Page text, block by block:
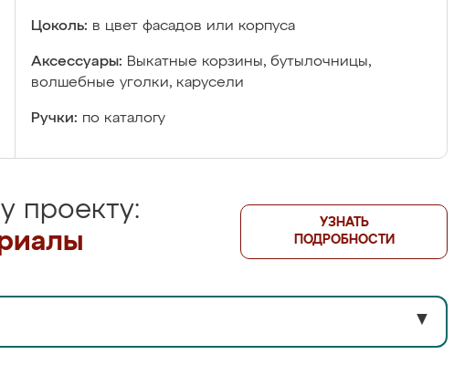
Цоколь: в цвет фасадов или корпуса
Аксессуары: Выкатные корзины, бутылочницы,
волшебные уголки, карусели
Ручки: по каталогу
проекту:
УЗНАТЬ
ПОДРОБНОСТИ
▼